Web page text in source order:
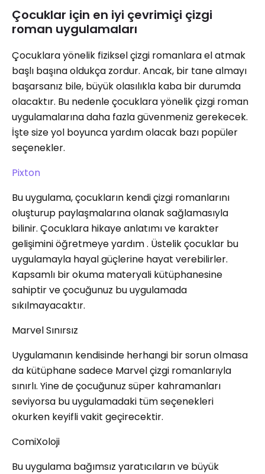
Çocuklar için en iyi çevrimiçi çizgi
roman uygulamaları
Çocuklara yönelik fiziksel çizgi romanlara el atmak
başlı başına oldukça zordur. Ancak, bir tane almayı
başarsanız bile, büyük olasılıkla kaba bir durumda
olacaktır. Bu nedenle çocuklara yönelik çizgi roman
uygulamalarına daha fazla güvenmeniz gerekecek.
İşte size yol boyunca yardım olacak bazı popüler
seçenekler.
Pixton
Bu uygulama, çocukların kendi çizgi romanlarını
oluşturup paylaşmalarına olanak sağlamasıyla
bilinir. Çocuklara hikaye anlatımı ve karakter
gelişimini öğretmeye yardım . Üstelik çocuklar bu
uygulamayla hayal güçlerine hayat verebilirler.
Kapsamlı bir okuma materyali kütüphanesine
sahiptir ve çocuğunuz bu uygulamada
sıkılmayacaktır.
Marvel Sınırsız
Uygulamanın kendisinde herhangi bir sorun olmasa
da kütüphane sadece Marvel çizgi romanlarıyla
sınırlı. Yine de çocuğunuz süper kahramanları
seviyorsa bu uygulamadaki tüm seçenekleri
okurken keyifli vakit geçirecektir.
ComiXoloji
Bu uygulama bağımsız yaratıcıların ve büyük